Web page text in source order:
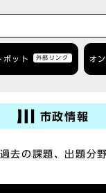
ボット 外部リンク オ
市政情報
去の課題、出題分野